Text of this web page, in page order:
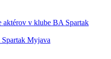
aktérov v klube BA Spartak
Myjava